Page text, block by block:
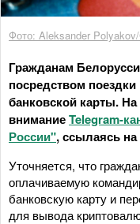
Фото: Aleksander
Гражданам
посредством
банковской карты.
вниманиеTelegram-
России", ссылаясь на
Уточняется, что
оплачиваемую
банковскую карту и
для вывода